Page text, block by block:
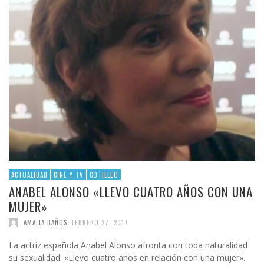
ACTUALIDAD CINE Y TV COTILLEO
ANABEL ALONSO «LLEVO CUATRO AÑOS CON UNA
MUJER»
AMALIA BAÑOS FEBRERO 27, 2017
La actriz española Anabel Alonso afronta con toda naturalidad
su sexualidad: «Llevo cuatro años en relación con una mujer».